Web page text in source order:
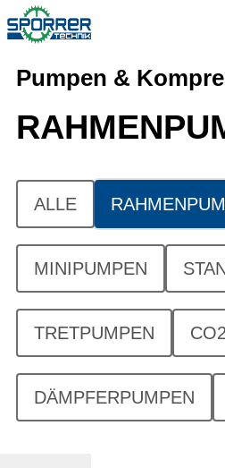
Pumpen &
ALLE
MINIPUMPEN
TRETPUMPEN
DÄMPFERPUMPEN